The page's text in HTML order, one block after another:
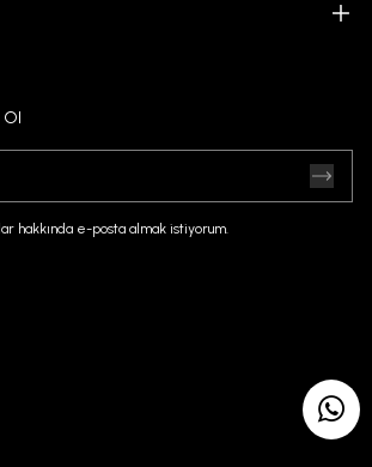
hakkında e-posta almak istiyorum.